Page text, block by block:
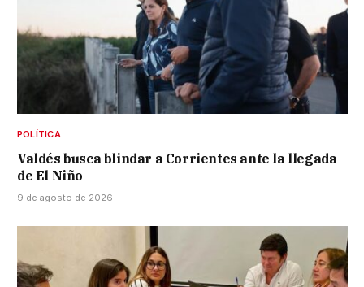
POLÍTICA
Valdés busca blindar a Corrientes ante la llegada
de El Niño
9 de agosto de 2026